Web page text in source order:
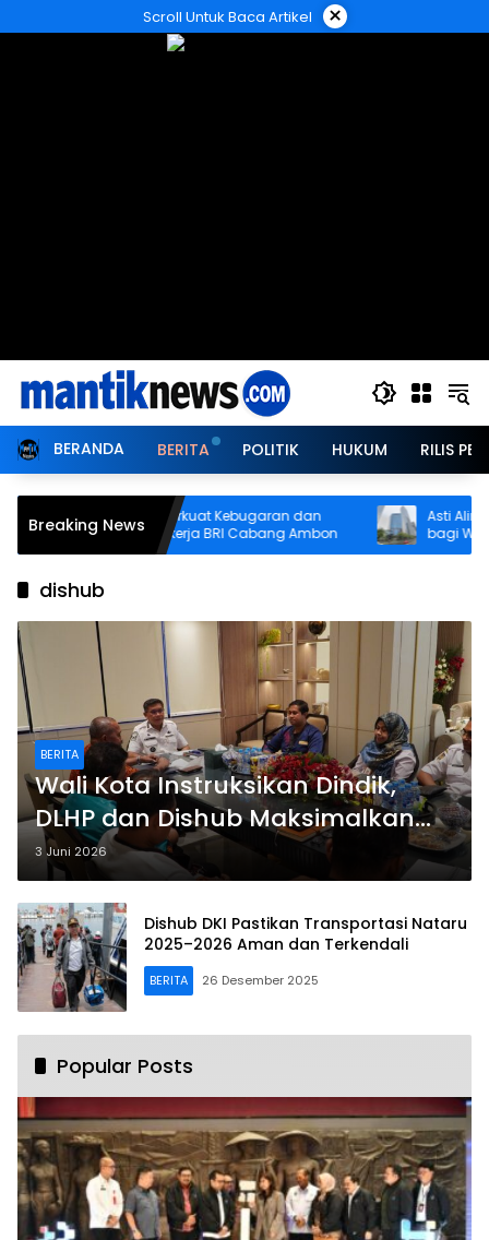
ke
Scroll Untuk Baca Artikel ×
BERANDA BERITA POLITIK HUKUM RILIS
Breaking News
Senam Pagi Perkuat Kebugaran dan
Solidaritas Pekerja BRI Cabang Ambon
Asti Alimin
bagi Warga
Inklusi
dishub
BERITA
Wali Kota Instruksikan Dindik,
DLHP dan Dishub Maksimalkan
Kemitraan dengan FST Unpatti
3 Juni 2026
Dishub DKI Pastikan Transportasi Nataru
2025–2026 Aman dan Terkendali
BERITA 26 Desember 2025
Popular Posts